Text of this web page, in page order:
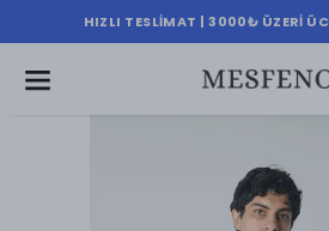
HIZLI TESLIMAT | 3000₺ ÜZERI